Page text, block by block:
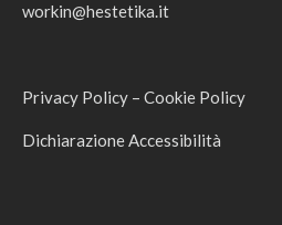
workin@hestetika.it
Privacy Policy – Cookie Policy
Dichiarazione Accessibilità